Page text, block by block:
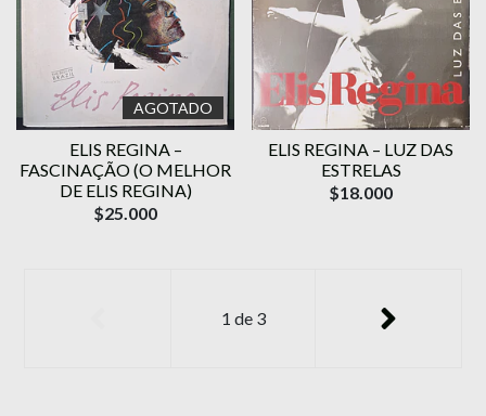
AGOTADO
ELIS REGINA –
FASCINAÇÃO (O MELHOR
DE ELIS REGINA)
$25.000
ELIS REGINA – LUZ DAS
ESTRELAS
$18.000
1 de 3